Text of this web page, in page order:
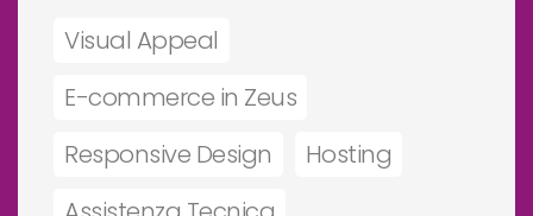
Visual Appeal
E-commerce in Zeus
Responsive Design
Hosting